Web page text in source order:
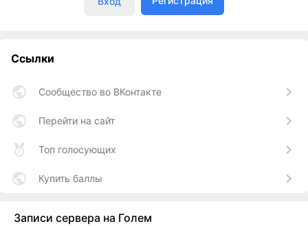
Ссылки
Сообщество во ВКонтакте
Перейти на сайт
Топ голосующих
Купить баллы
Записи сервера на Голем